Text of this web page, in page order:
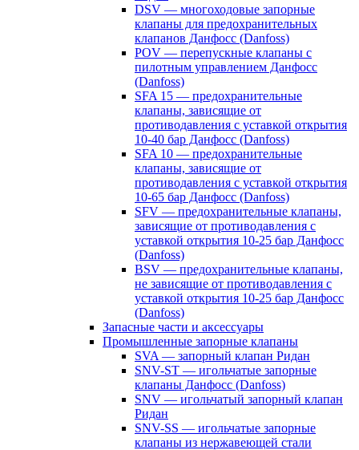
DSV — многоходовые запорные
клапаны для предохранительных
клапанов Данфосс (Danfoss)
POV — перепускные клапаны с
пилотным управлением Данфосс
(Danfoss)
SFA 15 — предохранительные
клапаны, зависящие от
противодавления с уставкой открытия
10-40 бар Данфосс (Danfoss)
SFA 10 — предохранительные
клапаны, зависящие от
противодавления с уставкой открытия
10-65 бар Данфосс (Danfoss)
SFV — предохранительные клапаны,
зависящие от противодавления с
уставкой открытия 10-25 бар Данфосс
(Danfoss)
BSV — предохранительные клапаны,
не зависящие от противодавления с
уставкой открытия 10-25 бар Данфосс
(Danfoss)
Запасные части и аксессуары
Промышленные запорные клапаны
SVA — запорный клапан Ридан
SNV-ST — игольчатые запорные
клапаны Данфосс (Danfoss)
SNV — игольчатый запорный клапан
Ридан
SNV-SS — игольчатые запорные
клапаны из нержавеющей стали